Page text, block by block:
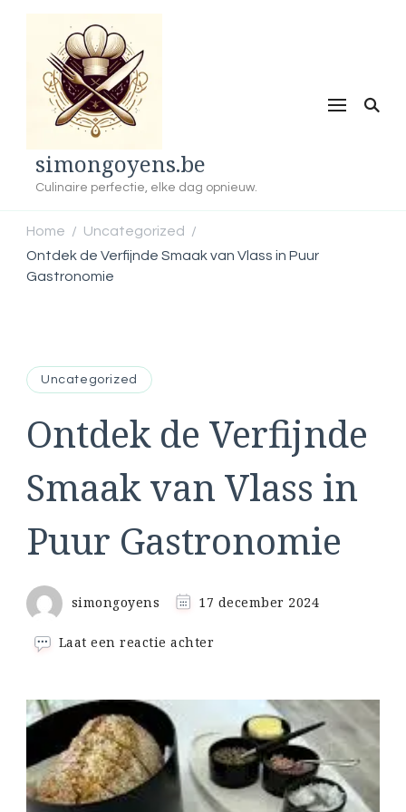
simongoyens.be
Culinaire perfectie, elke dag opnieuw.
Home / Uncategorized
/
Ontdek de Verfijnde Smaak van Vlass in Puur
Gastronomie
Uncategorized
Ontdek de Verfijnde
Smaak van Vlass in
Puur Gastronomie
simongoyens 17 december 2024
Laat een reactie achter
Verfijnde
Smaak
van
Vlass
in
Puur